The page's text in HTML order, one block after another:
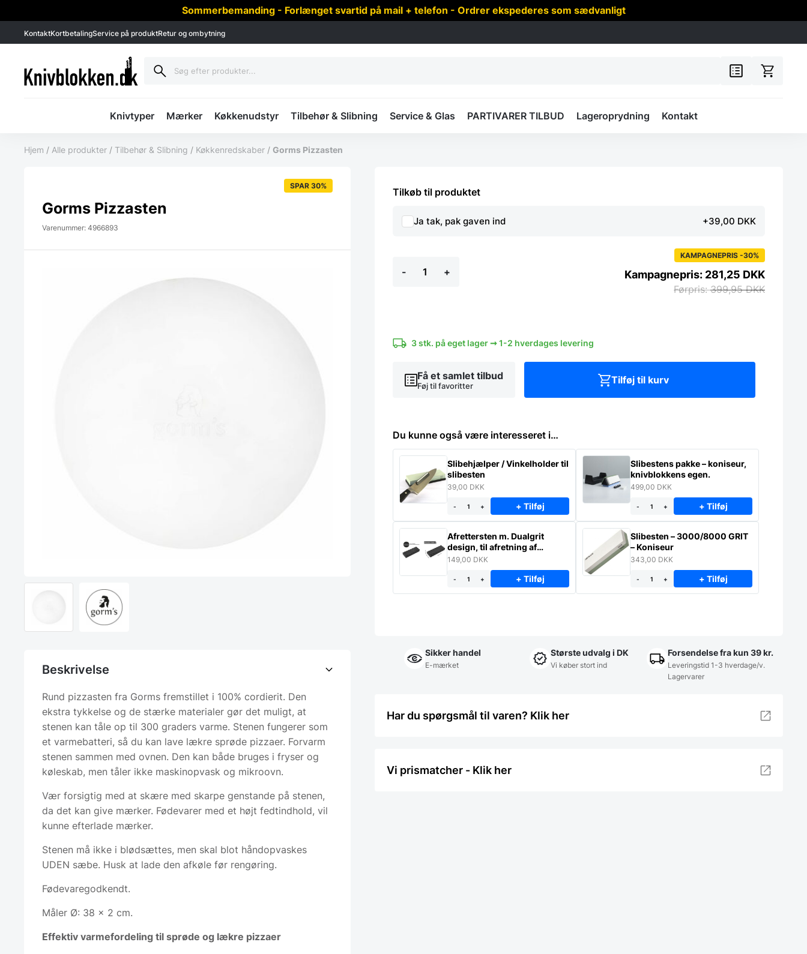
Sommerbemanding - Forlænget svartid på mail + telefon - Ordrer ekspederes som sædvanligt
KontaktKortbetalingService på produktRetur og ombytning
Knivtyper Mærker Køkkenudstyr Tilbehør & Slibning Service & Glas PARTIVARER TILBUD Lageroprydning Kontakt
Hjem / Alle produkter / Tilbehør & Slibning / Køkkenredskaber / Gorms Pizzasten
SPAR 30%
Gorms Pizzasten
Varenummer: 4966893
Beskrivelse
Rund pizzasten fra Gorms fremstillet i 100% cordierit. Den
ekstra tykkelse og de stærke materialer gør det muligt, at
stenen kan tåle op til 300 graders varme. Stenen fungerer som
et varmebatteri, så du kan lave lækre sprøde pizzaer. Forvarm
stenen sammen med ovnen. Den kan både bruges i fryser og
køleskab, men tåler ikke maskinopvask og mikroovn.
Vær forsigtig med at skære med skarpe genstande på stenen,
da det kan give mærker. Fødevarer med et højt fedtindhold, vil
kunne efterlade mærker.
Stenen må ikke i blødsættes, men skal blot håndopvaskes
UDEN sæbe. Husk at lade den afkøle før rengøring.
Fødevaregodkendt.
Måler Ø: 38 x 2 cm.
Effektiv varmefordeling til sprøde og lækre pizzaer
Tilkøb til produktet
Ja tak, pak gaven ind +39,00 DKK
-
Pizzasten
+
KAMPAGNEPRIS -30%
399,95DKK
281,25 DKK
3 stk. på eget lager ➞ 1-2 hverdages levering
Få et samlet tilbud
Føj til favoritter Tilføj til kurv
Du kunne også være interesseret i…
Slibehjælper / Vinkelholder til
slibesten
39,00 DKK
- + + Tilføj
Afrettersten m. Dualgrit
design, til afretning af
slibesten
149,00 DKK
- + + Tilføj
Slibestens pakke – koniseur,
knivblokkens egen.
499,00 DKK
- + + Tilføj
Slibesten – 3000/8000 GRIT
– Koniseur
343,00 DKK
- + + Tilføj
Sikker handel
E-mærket
Største udvalg i DK
Vi køber stort ind
Forsendelse fra kun 39 kr.
Leveringstid 1-3 hverdage/v.
Lagervarer
Har du spørgsmål til varen? Klik her
Vi prismatcher - Klik her